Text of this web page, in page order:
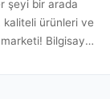
şeyi bir arada
kaliteli ürünleri ve
Bilgisayar